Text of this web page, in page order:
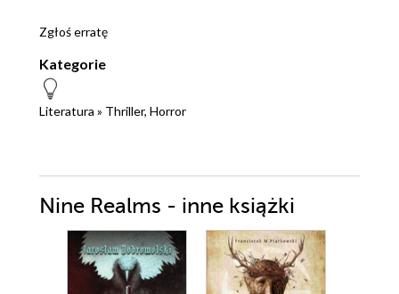
Zgłoś erratę
Kategorie
Literatura » Thriller, Horror
Nine Realms - inne książki